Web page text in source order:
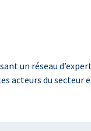
un réseau
acteurs du secteur